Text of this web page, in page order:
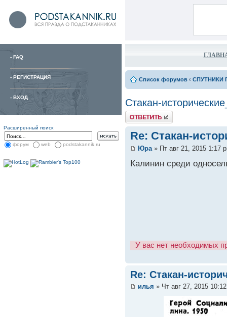
- FAQ
- РЕГИСТРАЦИЯ
- ВХОД
Расширенный поиск
форум web podstakannik.ru
Список форумов ‹ СПУТНИКИ
Стакан-
Re: Стакан-
Юра» Пт авг 21, 2015 1:17
Калинин среди
У вас нет необходимых
Re: Стакан-
илья » Чт авг 27, 2015